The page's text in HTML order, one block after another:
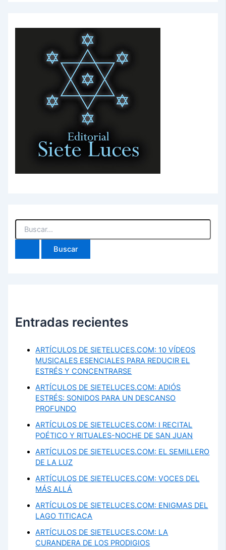
Buscar
por:
Entradas recientes
ARTÍCULOS DE SIETELUCES.COM: 10 VÍDEOS
MUSICALES ESENCIALES PARA REDUCIR EL
ESTRÉS Y CONCENTRARSE
ARTÍCULOS DE SIETELUCES.COM: ADIÓS
ESTRÉS: SONIDOS PARA UN DESCANSO
PROFUNDO
ARTÍCULOS DE SIETELUCES.COM: I RECITAL
POÉTICO Y RITUALES-NOCHE DE SAN JUAN
ARTÍCULOS DE SIETELUCES.COM: EL SEMILLERO
DE LA LUZ
ARTÍCULOS DE SIETELUCES.COM: VOCES DEL
MÁS ALLÁ
ARTÍCULOS DE SIETELUCES.COM: ENIGMAS DEL
LAGO TITICACA
ARTÍCULOS DE SIETELUCES.COM: LA
CURANDERA DE LOS PRODIGIOS